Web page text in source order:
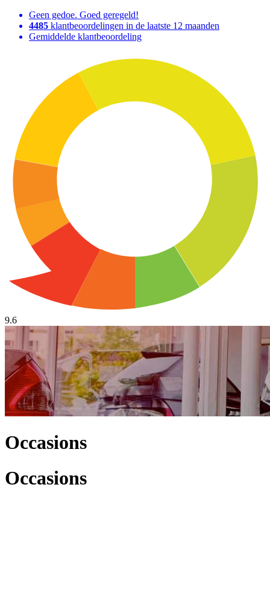
Geen gedoe. Goed geregeld!
4485 klantbeoordelingen in de laatste 12 maanden
Gemiddelde klantbeoordeling
9.6
Occasions
Occasions